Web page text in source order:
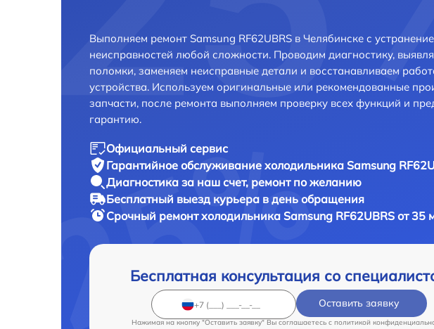
Выполняем ремонт Samsung RF62UBRS в Челябинске с
неисправностей любой сложности. Проводим диагностику,
поломки, заменяем неисправные детали и восстанавливаем
устройства. Используем оригинальные или рекомендованные
запчасти, после ремонта выполняем проверку всех функций и
гарантию.
Официальный сервис
Гарантийное обслуживание холодильника Samsung
Диагностика за наш счет, ремонт по желанию
Бесплатный выезд курьера в день обращения
Срочный ремонтхолодильника Samsung RF62UBRS от 35
Бесплатная консультация со
Оставить заявку
Нажимая на кнопку "Оставить заявку" Вы соглашаетесь c политикой